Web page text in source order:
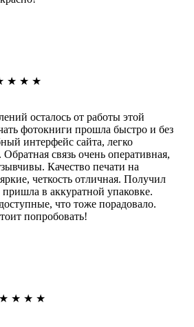
★ ★ ★
осталось от работы этой
фотокниги прошла быстро и без
интерфейс сайта, легко
Обратная связь очень оперативная,
Качество печати на
четкость отличная. Получил
в аккуратной упаковке.
что тоже порадовало.
попробовать!
★ ★ ★ ★